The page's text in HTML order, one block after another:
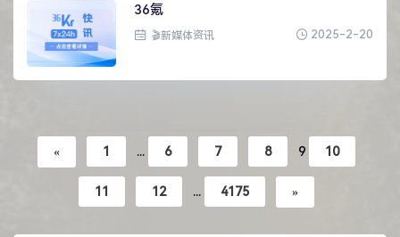
36氪
🎬新媒体资讯 2025-2-20
« 1 ... 6 7 8 9 10
11 12 ... 4175 »